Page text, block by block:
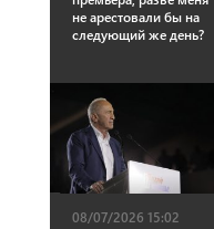
не арестовали бы на
следующий же день?
08/07/2026 15:02